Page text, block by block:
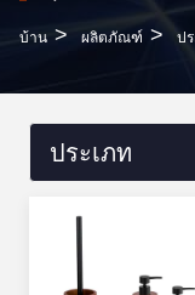
บ้าน > ผลิตภัณฑ์ > ป
ประเภท